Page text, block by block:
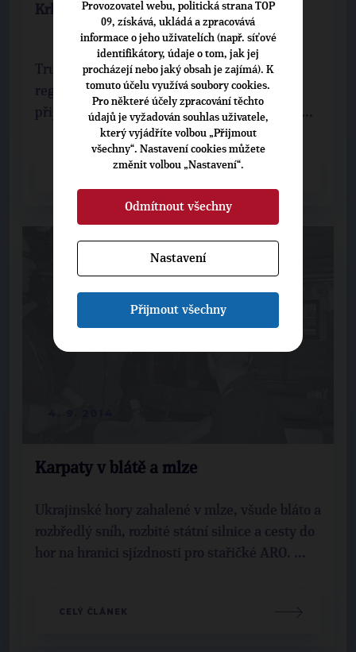
Krkonošský deník 23.9.2014
Trutnov – Besedovat s občany a podpořit
regionální kandidáty do blížících se voleb
přijel včera místopředseda TOP 09 Miroslav ...
CELÝ ČLÁNEK
Karpaty v blátě a mlze
Ukrajinské hory zahalené v mlze, všude bláto a
rozbředlý sníh, rozbité státní silnice a cesty do
hor na hranici sjízdnosti pro stařičké ARO. ...
CELÝ ČLÁNEK
Provozovatel webu, politická strana TOP
09, získává, ukládá a zpracovává
informace o jeho uživatelích (např. síťové
identifikátory, údaje o tom, jak jej
procházejí nebo jaký obsah je zajímá). K
tomuto účelu využívá soubory cookies.
Pro některé účely zpracování těchto
údajů je vyžadován souhlas uživatele,
který vyjádříte volbou „Přijmout
všechny“. Nastavení cookies můžete
změnit volbou „Nastavení“.
Odmítnout všechny
Nastavení
Přijmout všechny